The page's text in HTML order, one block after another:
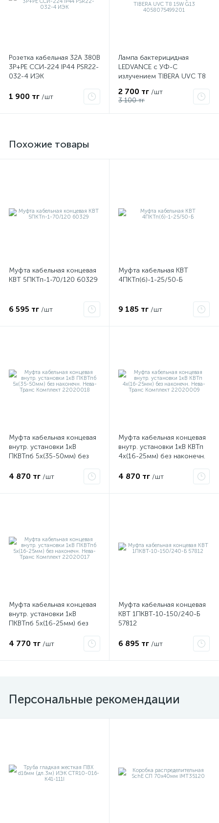
Розетка кабельная 32А 380В
3P+PЕ ССИ-224 IP44 PSR22-
032-4 ИЭК
1 900 тг /шт
Лампа бактерицидная
LEDVANCE с УФ-С
излучением TIBERA UVC T8
2 700 тг /шт
3 100 тг
Похожие товары
Муфта кабельная концевая
КВТ 5ПКТп-1-70/120 60329
6 595 тг /шт
Муфта кабельная КВТ
4ПКТп(б)-1-25/50-Б
9 185 тг /шт
Муфта кабельная концевая
внутр. установки 1кВ
ПКВТпб 5х(35-50мм) без
Комплект 22020018
4 870 тг /шт
Муфта кабельная концевая
внутр. установки 1кВ КВТп
4х(16-25мм) без наконечн.
22020009
4 870 тг /шт
Муфта кабельная концевая
внутр. установки 1кВ
ПКВТпб 5х(16-25мм) без
Комплект 22020017
4 770 тг /шт
Муфта кабельная концевая
КВТ 1ПКВТ-10-150/240-Б
57812
6 895 тг /шт
Персональные рекомендации